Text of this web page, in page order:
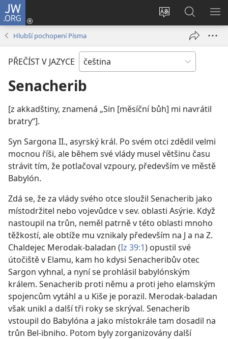
JW.ORG
Změnit
stránek
Přihlásit
se
okno)
Hledat
na
JW.ORG
Hlubší pochopení Písma
PŘEČÍST V JAZYCE
Senacherib
[z akkadštiny, znamená „Sin [měsíční bůh] mi navrátil
bratry“].
Syn Sargona II., asyrský král. Po svém otci zdědil velmi
mocnou říši, ale během své vlády musel většinu času
strávit tím, že potlačoval vzpoury, především ve městě
Babylón.
Zdá se, že za vlády svého otce sloužil Senacherib jako
místodržitel nebo vojevůdce v sev. oblasti Asýrie. Když
nastoupil na trůn, neměl patrně v této oblasti mnoho
těžkostí, ale obtíže mu vznikaly především na J a na Z.
Chaldejec Merodak-baladan (Iz 39:1) opustil své
útočiště v Elamu, kam ho kdysi Senacheribův otec
Sargon vyhnal, a nyní se prohlásil babylónským
králem. Senacherib proti němu a proti jeho elamským
spojencům vytáhl a u Kiše je porazil. Merodak-baladan
však unikl a další tři roky se skrýval. Senacherib
vstoupil do Babylóna a jako místokrále tam dosadil na
trůn Bel-ibniho. Potom byly zorganizovány další